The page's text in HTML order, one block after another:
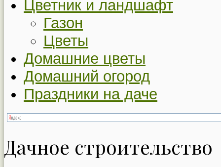
Цветник и ландшафт
Газон
Цветы
Домашние цветы
Домашний огород
Праздники на даче
Дачное строительство